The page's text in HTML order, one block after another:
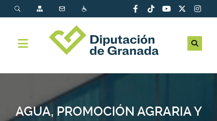
AGUA, PROMOCIÓN AGRARIA Y